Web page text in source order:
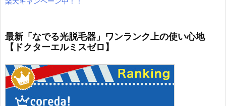
最新「なでる光脱毛器」ワンランク上の使い心地
【ドクターエルミスゼロ】